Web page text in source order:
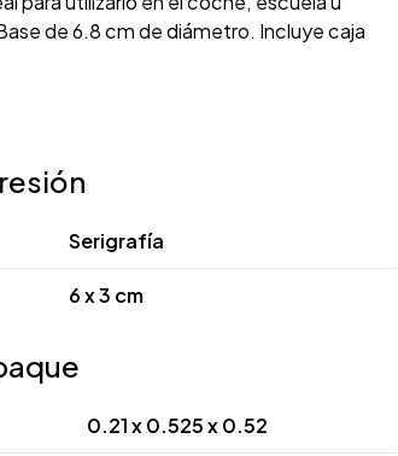
de 6.8 cm de diámetro. Incluye caja
Serigrafía
6 x 3 cm
0.21 x 0.525 x 0.52